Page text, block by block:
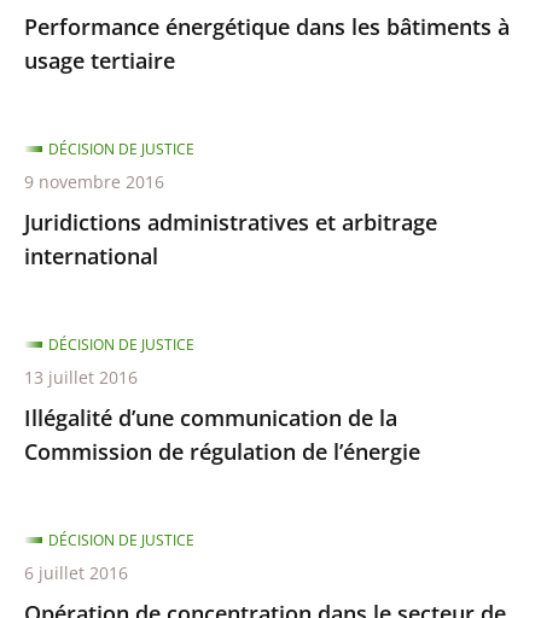
Performance énergétique dans les bâtiments à
usage tertiaire
Juridictions administratives et arbitrage
international
DÉCISION DE JUSTICE
9 novembre 2016
Illégalité d’une communication de la
Commission de régulation de l’énergie
DÉCISION DE JUSTICE
13 juillet 2016
DÉCISION DE JUSTICE
6 juillet 2016